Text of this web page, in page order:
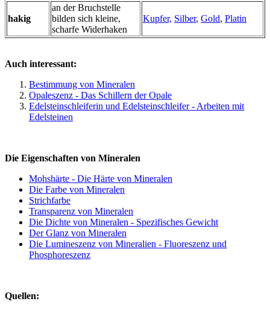
hakig
an der Bruchstelle
bilden sich kleine,
scharfe Widerhaken
Kupfer, Silber, Gold, Platin
Auch interessant:
Bestimmung von Mineralen
Opaleszenz - Das Schillern der Opale
Edelsteinschleiferin und Edelsteinschleifer - Arbeiten mit
Edelsteinen
Die Eigenschaften von Mineralen
Mohshärte - Die Härte von Mineralen
Die Farbe von Mineralen
Strichfarbe
Transparenz von Mineralen
Die Dichte von Mineralen - Spezifisches Gewicht
Der Glanz von Mineralen
Die Lumineszenz von Mineralien - Fluoreszenz und
Phosphoreszenz
Quellen: